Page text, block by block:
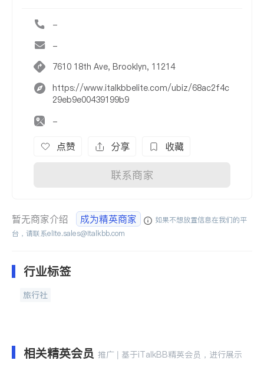
-
-
7610 18th Ave, Brooklyn, 11214
https://www.italkbbelite.com/ubiz/68ac2f4c
29eb9e00439199b9
-
点赞 分享 收藏
联系商家
暂无商家介绍 成为精英商家
如果不想放置信息在我们的平
台，请联系elite.sales@italkbb.com
行业标签
旅行社
相关精英会员 推广 | 基于iTalkBB精英会员，进行展示